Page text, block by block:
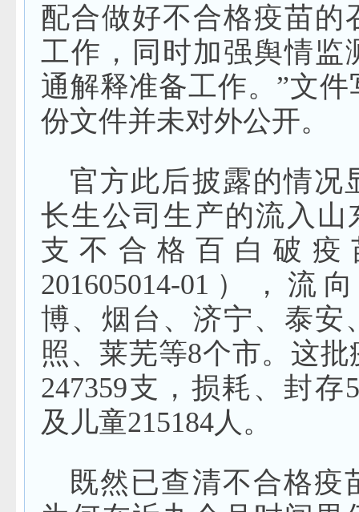
配合做好不合格疫苗的
工作，同时加强舆情监
通解释准备工作。”文
份文件并未对外公开。
官方此后披露的情况
长生公司生产的流入山
支不合格百白破疫
201605014-01），流
博、烟台、济宁、泰安
照、莱芜等8个市。这
247359支，损耗、封存
及儿童215184人。
既然已查清不合格疫